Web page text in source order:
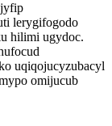
lerygifogodo
hilimi ugydoc.
uqiqojucyzubacyl
omijucub